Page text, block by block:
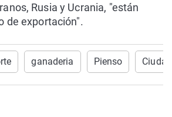
Rusia y Ucrania, "están
de exportación".
ganaderia Pienso